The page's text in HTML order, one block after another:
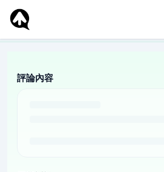
評論內容